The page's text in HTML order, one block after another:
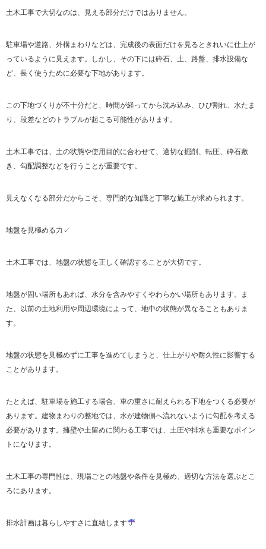
土木工事で大切なのは、見える部分だけではありません。
駐車場や道路、外構まわりなどは、完成後の表面だけを見るときれいに仕上が
っているように見えます。しかし、その下には砕石、土、路盤、排水設備な
ど、長く使うために必要な下地があります。
この下地づくりが不十分だと、時間が経ってから沈み込み、ひび割れ、水たま
り、段差などのトラブルが起こる可能性があります。
土木工事では、土の状態や使用目的に合わせて、適切な掘削、転圧、砕石敷
き、勾配調整などを行うことが重要です。
見えなくなる部分だからこそ、専門的な知識と丁寧な施工が求められます。
地盤を見極める力✓
土木工事では、地盤の状態を正しく確認することが大切です。
地盤が固い場所もあれば、水分を含みやすくやわらかい場所もあります。ま
た、以前の土地利用や周辺環境によって、地中の状態が異なることもありま
す。
地盤の状態を見極めずに工事を進めてしまうと、仕上がりや耐久性に影響する
ことがあります。
たとえば、駐車場を施工する場合、車の重さに耐えられる下地をつくる必要が
あります。建物まわりの整地では、水が建物側へ流れないように勾配を考える
必要があります。擁壁や土留めに関わる工事では、土圧や排水も重要なポイン
トになります。
土木工事の専門性は、現場ごとの地盤や条件を見極め、適切な方法を選ぶとこ
ろにあります。
排水計画は暮らしやすさに直結します